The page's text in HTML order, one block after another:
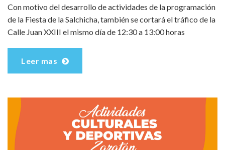
Con motivo del desarrollo de actividades de la programación
de la Fiesta de la Salchicha, también se cortará el tráfico de la
Calle Juan XXIII el mismo día de 12:30 a 13:00 horas
Leer mas